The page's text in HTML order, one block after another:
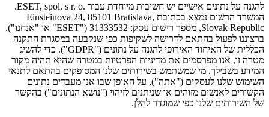
להגנה על נתונים אישיים יש חשיבות מיוחדת עבור ESET, spol. s r. o.‎.
המשרד הרשום נמצא בכתובת Einsteinova 24, 85101 Bratislava,
Slovak Republic, מספר רישום עסק: 31333532 ("
ESET" או "אנחנו").
ברצוננו לפעול בהתאם לדרישה לשקיפות כפי שנקבעה במסגרת התקנה
הכללית של האיחוד האירופי להגנה על נתונים ("GDPR"). כדי להשיג
מטרה זו, אנו מפרסמים את מדיניות הפרטיות במטרה שהיא תהיה מקור
המידע בשבילך, מי שמשתמש בשירותים שלנו המסופקים בהתאם לתנאי
השימוש שלנו לעסקים ("אתה"), על האופן שבו אנו מעבדים נתונים
הקשורים לאנשים מזוהים או שניתנים לזיהוי ("נושא הנתונים") בהקשר
של השירותים שלנו כפי שמוגדר להלן.